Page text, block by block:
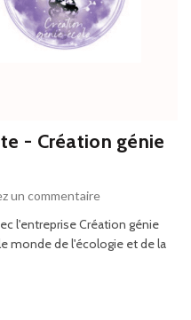
- Création génie
un commentaire
l'entreprise Création génie
monde de l'écologie et de la